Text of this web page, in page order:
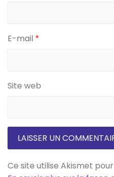
E-mail *
Site web
Ce site utilise Akismet